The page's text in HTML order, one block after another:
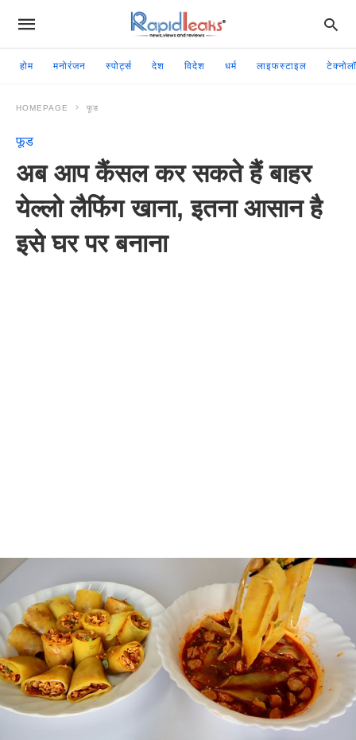
होम मनोरंजन स्पोर्ट्स देश विदेश धर्म लाइफस्टाइल
HOMEPAGE फूड
फूड
अब आप कैंसल कर सकते हैं बाहर
येल्लो लैफिंग खाना, इतना आसान है
इसे घर पर बनाना